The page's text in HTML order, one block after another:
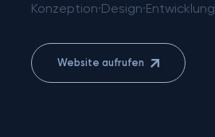
Konzeption·Design·Entwicklung
Website aufrufen